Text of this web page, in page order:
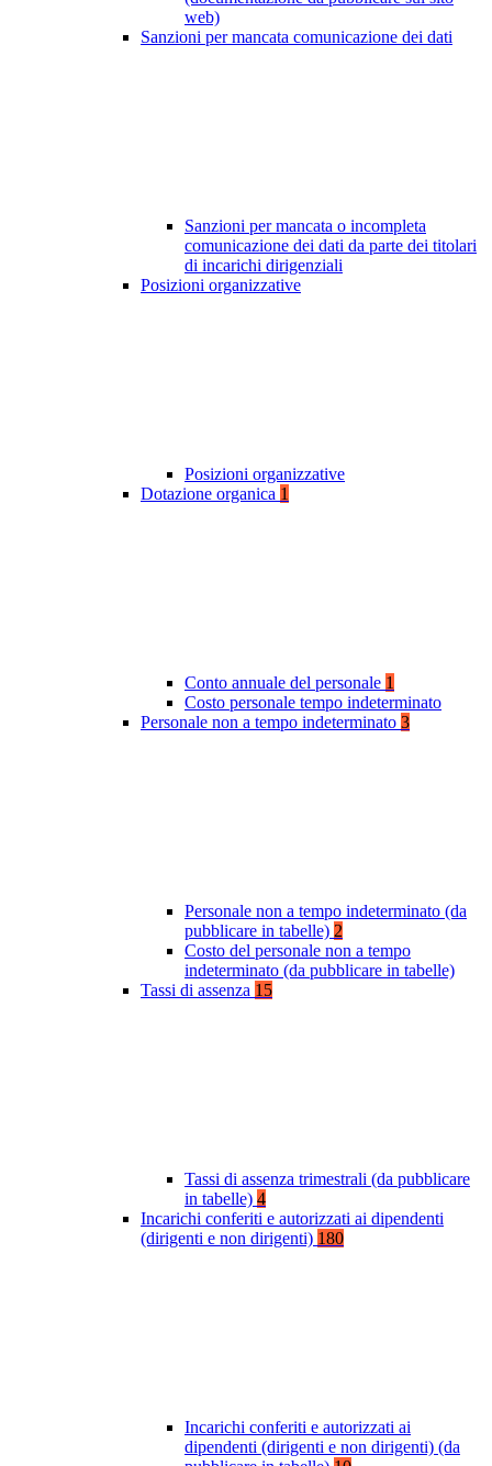
web)
Sanzioni per mancata comunicazione dei dati
Sanzioni per mancata o incompleta
comunicazione dei dati da parte dei titolari
di incarichi dirigenziali
Posizioni organizzative
Posizioni organizzative
Dotazione organica 1
Conto annuale del personale 1
Costo personale tempo indeterminato
Personale non a tempo indeterminato 3
Personale non a tempo indeterminato (da
pubblicare in tabelle) 2
Costo del personale non a tempo
indeterminato (da pubblicare in tabelle)
Tassi di assenza 15
Tassi di assenza trimestrali (da pubblicare
in tabelle) 4
Incarichi conferiti e autorizzati ai dipendenti
(dirigenti e non dirigenti) 180
Incarichi conferiti e autorizzati ai
dipendenti (dirigenti e non dirigenti) (da